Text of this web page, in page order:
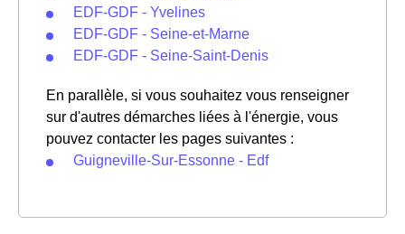
EDF-GDF - Yvelines
EDF-GDF - Seine-et-Marne
EDF-GDF - Seine-Saint-Denis
En parallèle, si vous souhaitez vous renseigner
sur d'autres démarches liées à l'énergie, vous
pouvez contacter les pages suivantes :
Guigneville-Sur-Essonne - Edf